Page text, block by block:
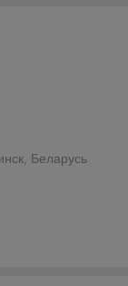
Беларусь